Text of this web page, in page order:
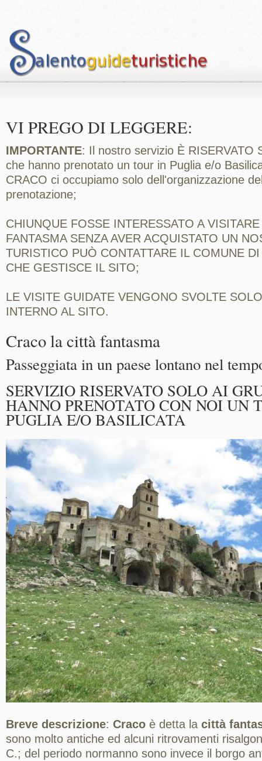
VI PREGO DI LEGGERE:
IMPORTANTE: Il nostro servizio È RISERVATO
che hanno prenotato un tour in Puglia e/o
CRACO ci occupiamo solo dell'organizzazione
prenotazione;
CHIUNQUE FOSSE INTERESSATO A
FANTASMA SENZA AVER ACQUISTATO UN
TURISTICO PUÒ CONTATTARE IL COMUNE
CHE GESTISCE IL SITO;
LE VISITE GUIDATE VENGONO SVOLTE
INTERNO AL SITO.
Craco la città fantasma
Passeggiata in un paese lontano nel
SERVIZIO RISERVATO SOLO AI
HANNO PRENOTATO CON NOI UN
PUGLIA E/O BASILICATA
Breve descrizione: Craco è detta la città
sono molto antiche ed alcuni ritrovamenti
C.; del periodo normanno sono invece il borgo